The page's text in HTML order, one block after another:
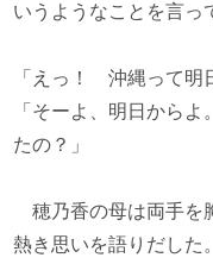
いうようなことを言っ
「えっ！ 沖縄って明
「そーよ、明日から
たの？」
穂乃香の母は両手を
熱き思いを語りだした。